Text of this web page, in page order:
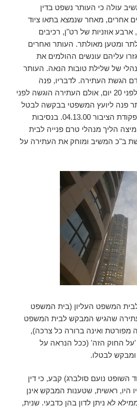
עולה כי העותר נשפט בדין
אחרים, מאחר שנמצא בתאו ציוד
אוזניות של רט"ן, רכיבים
ומטען מאולתר. העותר ואחרים
עליהם עונשים ההולמים את
של שלילת טובות הנאה. העותר
הגשת העתירה. לדבריו, פנה
בבקשה ליועץ המשפטי לפני 20 יום, אולם העתירה הוגשה לפני
פנה ליועץ המשפטי בבקשה לבטל
את ההליך לפי סעיף 8 לפקודת הציבור 04.13.00. בנסיבות
הליך מנהלי טרם פנייה לבית
ב"כ המשיב ומוחק את העתירה על
המשפט העליון (בית המשפט
שהגיש המבקש לבית המשפט
מפורטת ואינה ברורה כל צרכה),
החוק הזה' (ככל הנראה על
לבטלו.
השופט נועם סולברג) קבע, כי דין
היו, ראשית, שטענות המבקש אינן
לא ניתן לדון בהן כדבעי. שנית,